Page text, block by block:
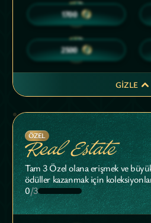
30
1700
35
2500
GIZLE
ÖZEL
Real Estate
Tam 3 Özel olana erişmek ve
ödüller kazanmak için
0/3